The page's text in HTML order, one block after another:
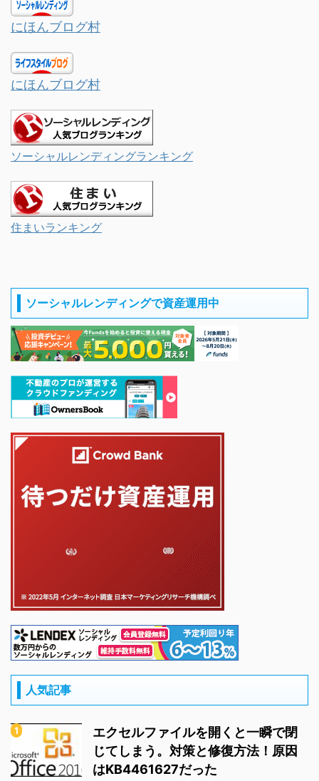
にほんブログ村
にほんブログ村
ソーシャルレンディングランキング
住まいランキング
ソーシャルレンディングで資産運用中
人気記事
エクセルファイルを開くと一瞬で閉
じてしまう。対策と修復方法！原因
はKB4461627だった